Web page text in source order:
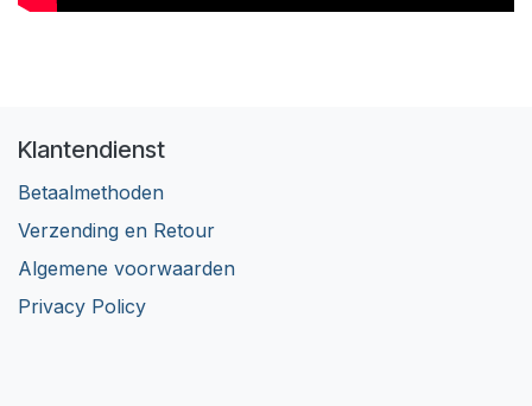
Klantendienst
Betaalmethoden
Verzending en Retour
Algemene voorwaarden
Privacy Policy